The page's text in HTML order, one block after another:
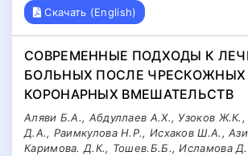
Скачать (English)
СОВРЕМЕННЫЕ ПОДХОДЫ К
БОЛЬНЫХ ПОСЛЕ ЧРЕСКОЖНЫХ
КОРОНАРНЫХ ВМЕШАТЕЛЬСТВ
Аляви Б.А., Абдуллаев А.Х., Узоков
Д.А., Раимкулова Н.Р., Исхаков Ш.А.,
Каримова. Д.К., Тошев.Б.Б., Исламова